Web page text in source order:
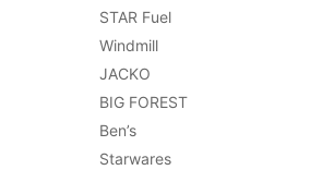
STAR Fuel
Windmill
JACKO
BIG FOREST
Ben’s
Starwares